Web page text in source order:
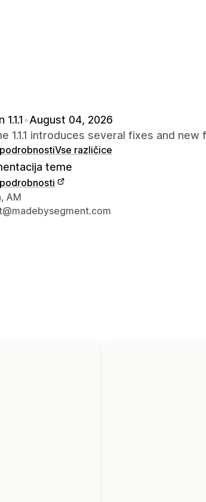
•August 04, 2026
1.1.1 introduces several fixes and new
Vse različice
teme
stik z oblikovalcem
AM